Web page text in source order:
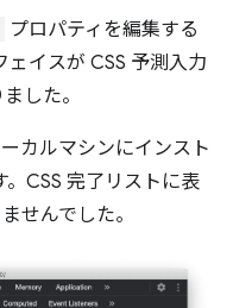
プロパティを編集する
イスが CSS 予測入力
した。
カルマシンにインスト
CSS 完了リストに表
せんでした。